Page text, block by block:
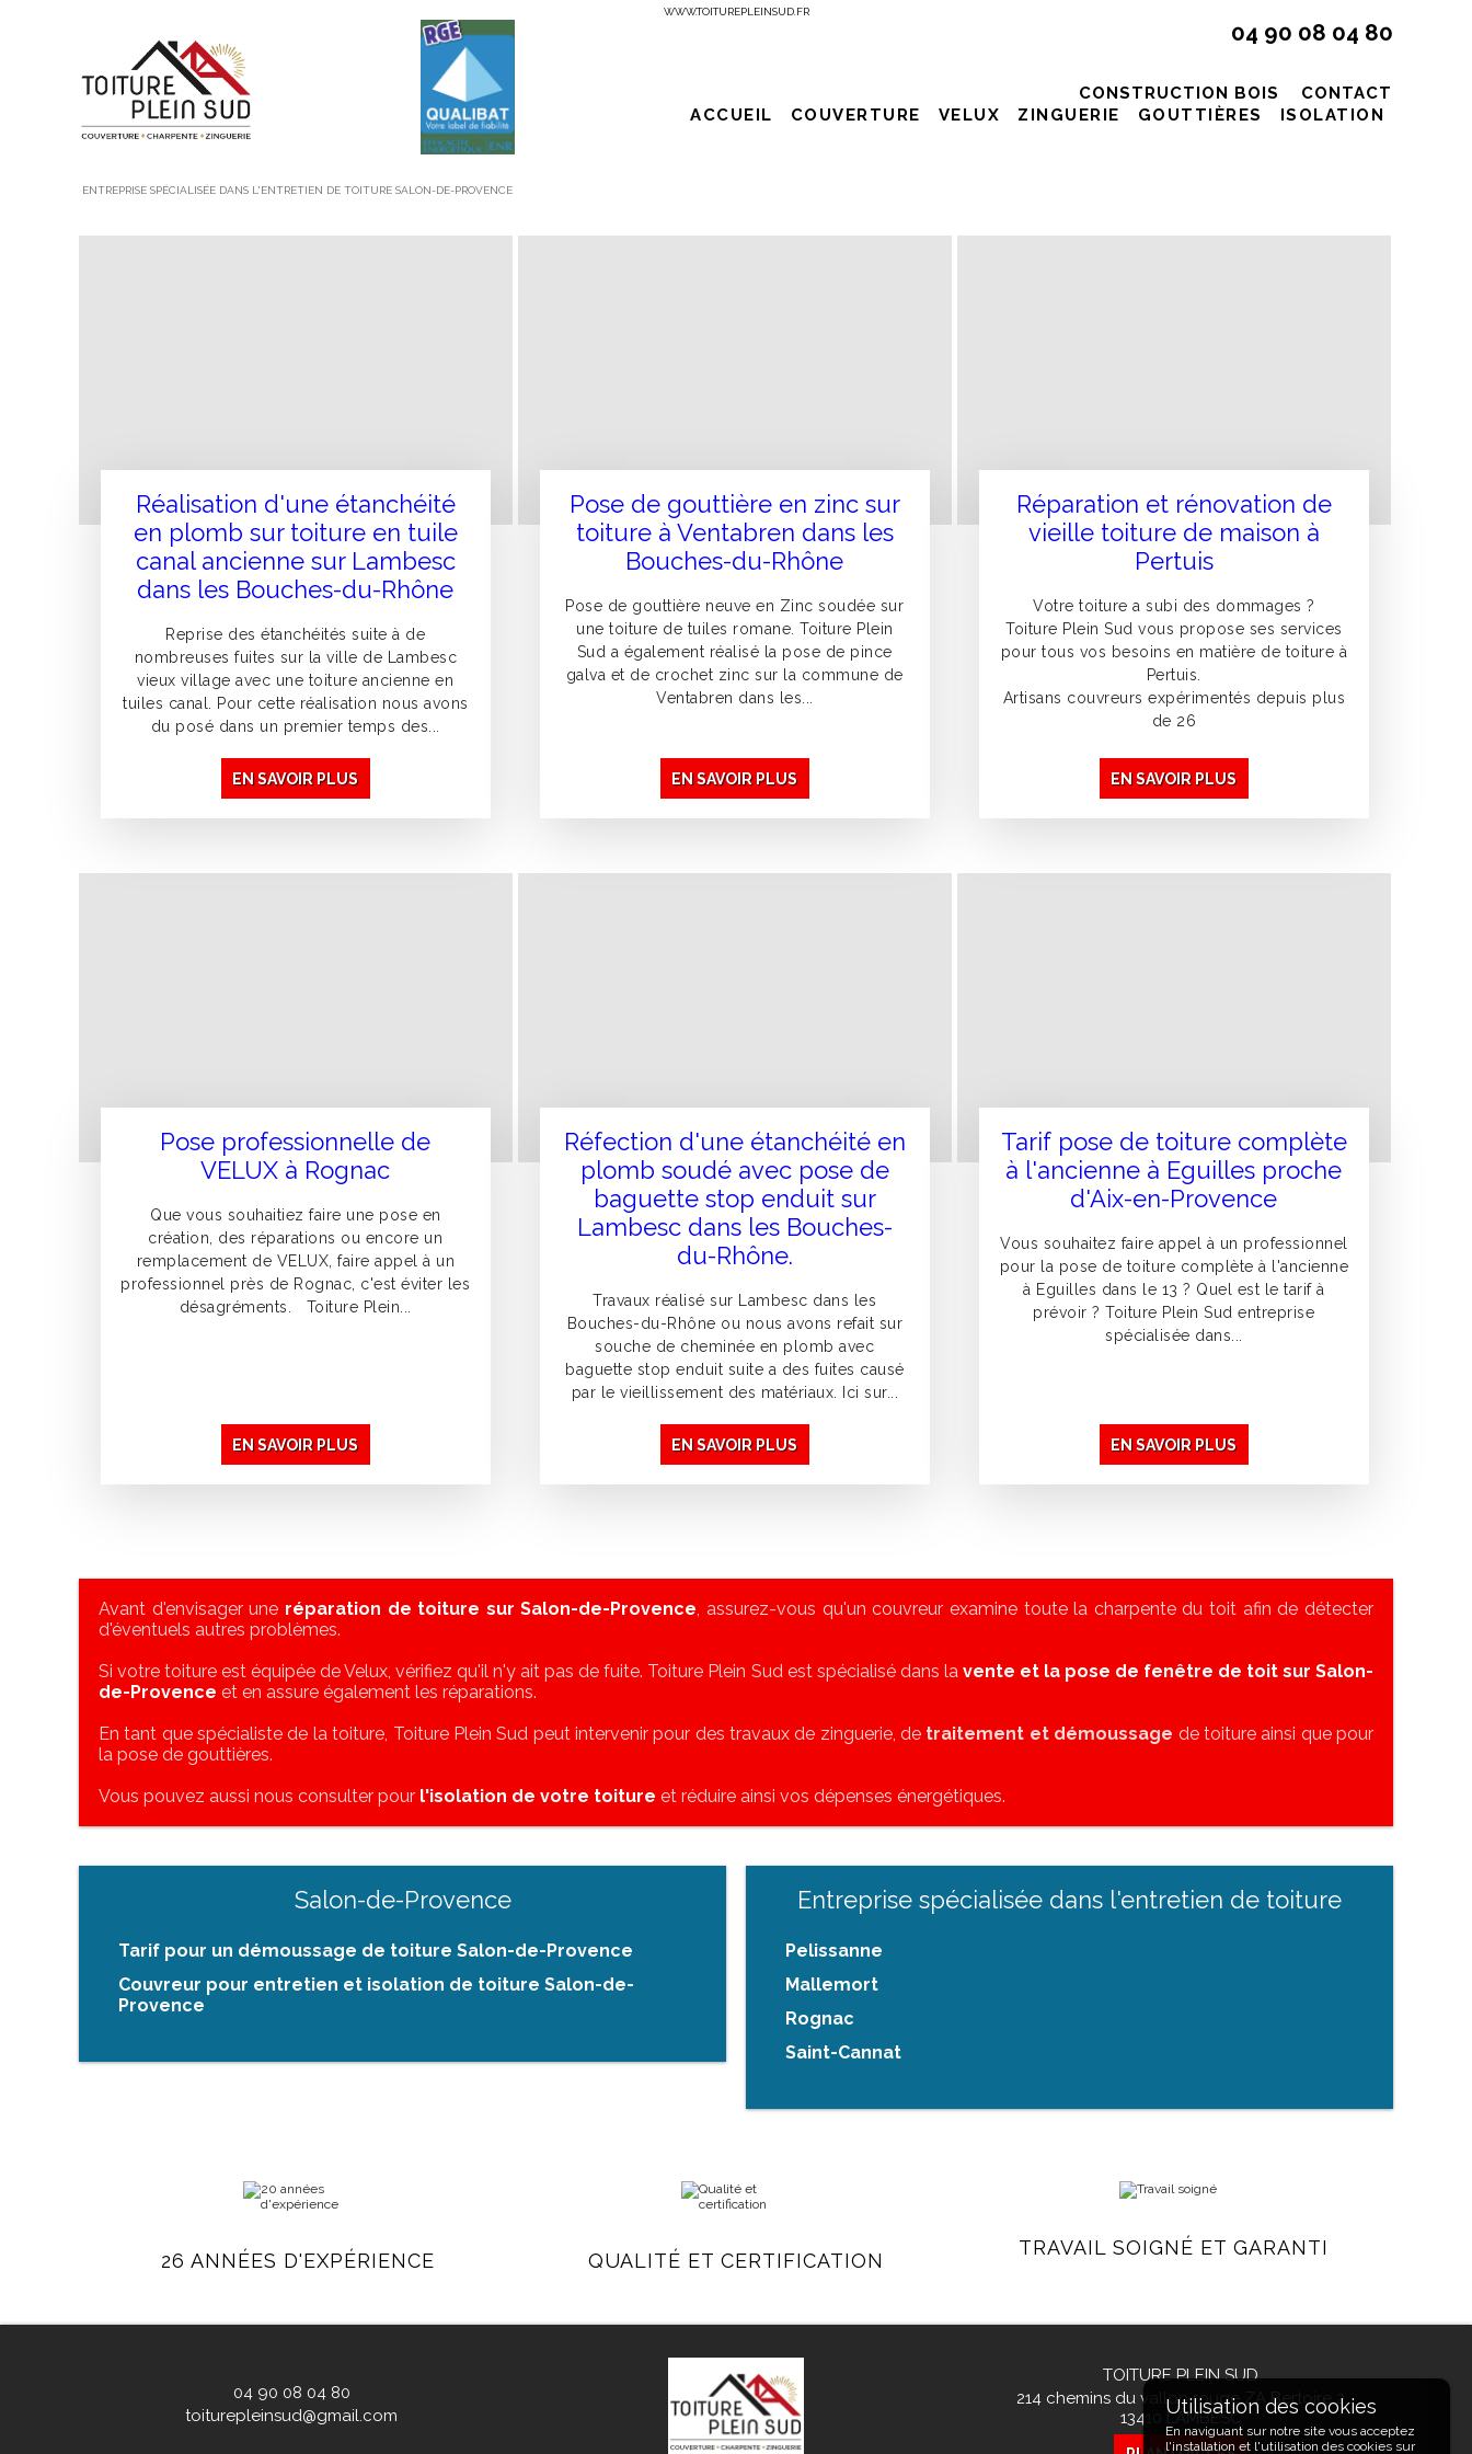
WWW.TOITUREPLEINSUD.FR
04 90 08 04 80
CONSTRUCTION BOIS
CONTACT
ACCUEIL
COUVERTURE VELUX ZINGUERIE GOUTTIÈRES ISOLATION
ENTREPRISE SPÉCIALISÉE DANS L'ENTRETIEN DE TOITURE SALON-DE-PROVENCE
Réalisation d'une étanchéité
en plomb sur toiture en tuile
canal ancienne sur Lambesc
dans les Bouches-du-Rhône
Reprise des étanchéités suite à de
nombreuses fuites sur la ville de Lambesc
vieux village avec une toiture ancienne en
tuiles canal. Pour cette réalisation nous avons
du posé dans un premier temps des...
EN SAVOIR PLUS
Pose de gouttière en zinc sur
toiture à Ventabren dans les
Bouches-du-Rhône
Pose de gouttière neuve en Zinc soudée sur
une toiture de tuiles romane. Toiture Plein
Sud a également réalisé la pose de pince
galva et de crochet zinc sur la commune de
Ventabren dans les...
EN SAVOIR PLUS
Réparation et rénovation de
vieille toiture de maison à
Pertuis
Votre toiture a subi des dommages ?
Toiture Plein Sud vous propose ses services
pour tous vos besoins en matière de toiture à
Pertuis.
Artisans couvreurs expérimentés depuis plus
de 26
EN SAVOIR PLUS
Pose professionnelle de
VELUX à Rognac
Que vous souhaitiez faire une pose en
création, des réparations ou encore un
remplacement de VELUX, faire appel à un
professionnel près de Rognac, c'est éviter les
désagréments. Toiture Plein...
EN SAVOIR PLUS
Réfection d'une étanchéité en
plomb soudé avec pose de
baguette stop enduit sur
Lambesc dans les Bouches-
du-Rhône.
Travaux réalisé sur Lambesc dans les
Bouches-du-Rhône ou nous avons refait sur
souche de cheminée en plomb avec
baguette stop enduit suite a des fuites causé
par le vieillissement des matériaux. Ici sur...
EN SAVOIR PLUS
Tarif pose de toiture complète
à l'ancienne à Eguilles proche
d'Aix-en-Provence
Vous souhaitez faire appel à un professionnel
pour la pose de toiture complète à l'ancienne
à Eguilles dans le 13 ? Quel est le tarif à
prévoir ? Toiture Plein Sud entreprise
spécialisée dans...
EN SAVOIR PLUS
Avant d'envisager une réparation de toiture sur Salon-de-Provence, assurez-vous qu'un couvreur examine toute la charpente du toit afin de détecter
d'éventuels autres problèmes.
Si votre toiture est équipée de Velux, vérifiez qu'il n'y ait pas de fuite. Toiture Plein Sud est spécialisé dans la vente et la pose de fenêtre de toit sur Salon-
de-Provence et en assure également les réparations.
En tant que spécialiste de la toiture, Toiture Plein Sud peut intervenir pour des travaux de zinguerie, de traitement et démoussage de toiture ainsi que pour
la pose de gouttières.
Vous pouvez aussi nous consulter pour l'isolation de votre toiture et réduire ainsi vos dépenses énergétiques.
Salon-de-Provence
Tarif pour un démoussage de toiture Salon-de-Provence
Couvreur pour entretien et isolation de toiture Salon-de-
Provence
Entreprise spécialisée dans l'entretien de toiture
Pelissanne
Mallemort
Rognac
Saint-Cannat
26 ANNÉES D'EXPÉRIENCE QUALITÉ ET CERTIFICATION
TRAVAIL SOIGNÉ ET GARANTI
04 90 08 04 80
toiturepleinsud@gmail.com
TOITURE PLEIN SUD
214 chemins du vallon rouge ZA Bertoire 2
13410
LAMBESC
En naviguant sur notre site vous acceptez
l'installation et l'utilisation des cookies sur